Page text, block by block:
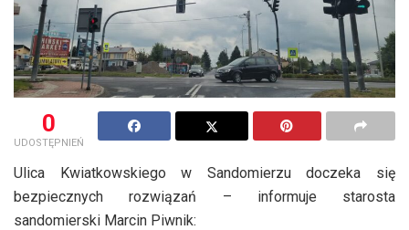
0
UDOSTĘPNIEŃ
Ulica Kwiatkowskiego w Sandomierzu doczeka się
bezpiecznych rozwiązań – informuje starosta
sandomierski Marcin Piwnik: